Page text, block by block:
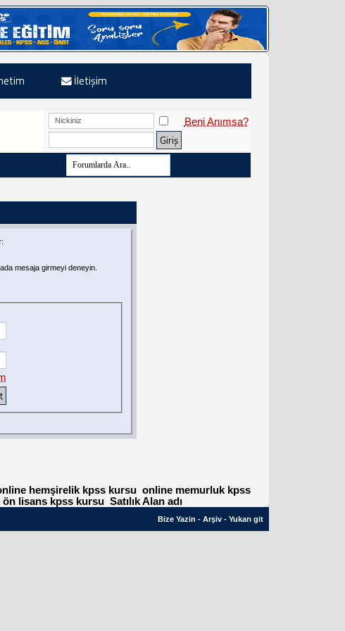
İletişim
Beni Anımsa?
mesaja girmeyi deneyin.
hemşirelik kpss kursu online memurluk kpss
ön lisans kpss kursu Satılık Alan adı
Bize Yazin - Arşiv - Yukarı git